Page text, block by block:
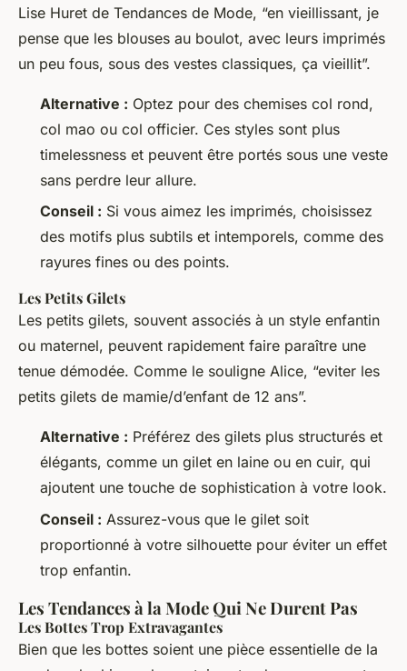
Lise Huret de Tendances de Mode, “en vieillissant, je
pense que les blouses au boulot, avec leurs imprimés
un peu fous, sous des vestes classiques, ça vieillit”.
Alternative : Optez pour des chemises col rond,
col mao ou col officier. Ces styles sont plus
timelessness et peuvent être portés sous une veste
sans perdre leur allure.
Conseil : Si vous aimez les imprimés, choisissez
des motifs plus subtils et intemporels, comme des
rayures fines ou des points.
Les Petits Gilets
Les petits gilets, souvent associés à un style enfantin
ou maternel, peuvent rapidement faire paraître une
tenue démodée. Comme le souligne Alice, “eviter les
petits gilets de mamie/d’enfant de 12 ans”.
Alternative : Préférez des gilets plus structurés et
élégants, comme un gilet en laine ou en cuir, qui
ajoutent une touche de sophistication à votre look.
Conseil : Assurez-vous que le gilet soit
proportionné à votre silhouette pour éviter un effet
trop enfantin.
Les Tendances à la Mode Qui Ne Durent Pas
Les Bottes Trop Extravagantes
Bien que les bottes soient une pièce essentielle de la